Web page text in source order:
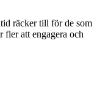
räcker till för de som
att engagera och